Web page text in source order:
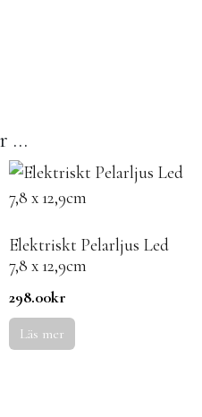
…
Elektriskt Pelarljus Led
7,8 x 12,9cm
298.00kr
Läs mer